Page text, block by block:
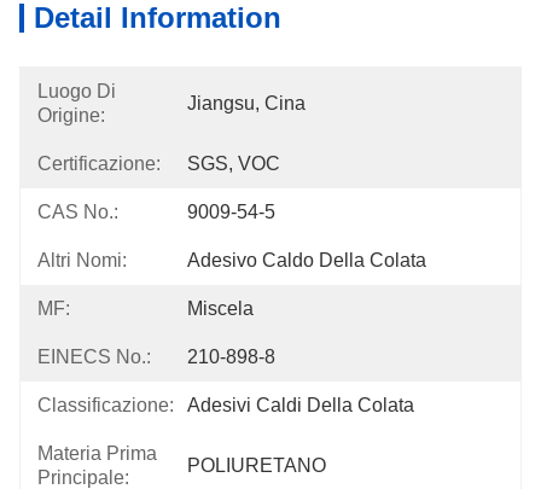
Detail Information
Luogo Di
Origine:
Jiangsu, Cina
Certificazione: SGS, VOC
CAS No.: 9009-54-5
Altri Nomi: Adesivo Caldo Della Colata
MF: Miscela
EINECS No.: 210-898-8
Classificazione: Adesivi Caldi Della Colata
Materia Prima
Principale:
POLIURETANO